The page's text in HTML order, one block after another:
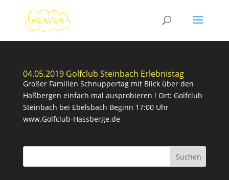
04.05.2019 Golfclub Steinbach Erlebnistag
Großer Familien Schnuppertag mit Blick über den
Haßbergen einfach mal ausprobieren ! Ort: Golfclub
Steinbach bei Ebelsbach Beginn 17:00 Uhr
www.Golfclub-Hassberge.de